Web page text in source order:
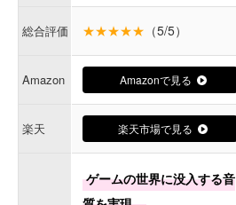
総合評価 ★★★★★ （5/5）
Amazon Amazonで見る
楽天 楽天市場で見る
ゲームの世界に没入する音